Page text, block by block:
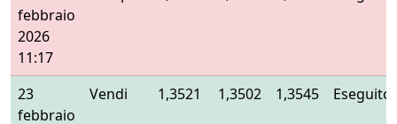
febbraio
2026
11:17
23
febbraio
Vendi 1,3521 1,3502 1,3545 Eseguito